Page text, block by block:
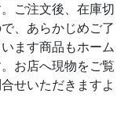
ご注文後、在庫切
、あらかじめご了
ます商品もホーム
お店へ現物をご覧
せいただきますよ